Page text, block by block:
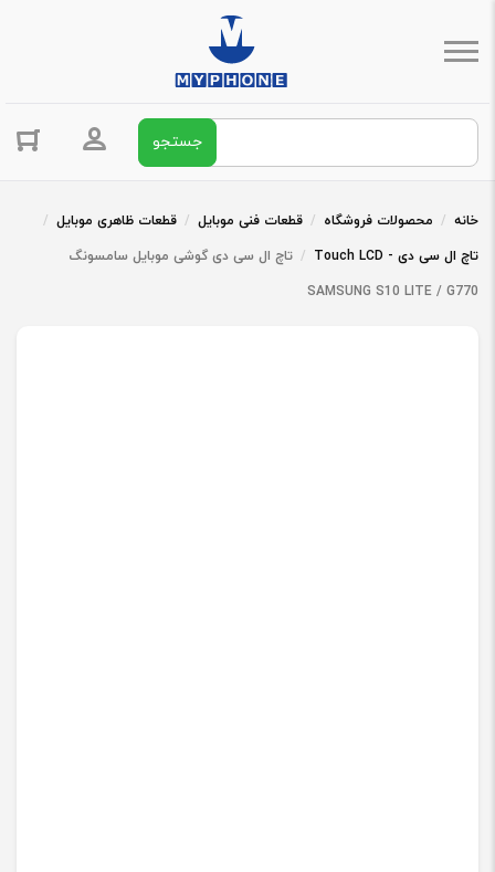
ورود /
خانه / محصولات فروشگاه / قطعات فنی موبایل / قطعات ظاهری موبایل /
تاچ ال سی دی - Touch LCD
/ ‫تاچ ال سی دی گوشی موبایل سامسونگ
SAMSUNG S10 LITE / G770